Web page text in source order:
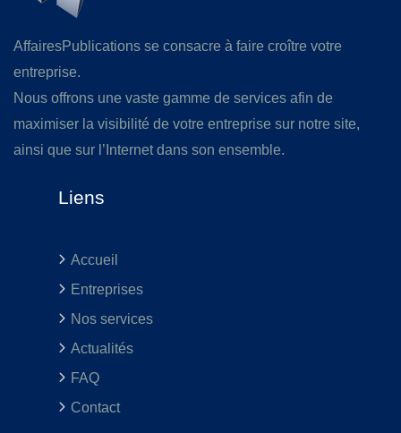
AffairesPublications se consacre à faire croître votre
entreprise.
Nous offrons une vaste gamme de services afin de
maximiser la visibilité de votre entreprise sur notre site,
ainsi que sur l’Internet dans son ensemble.
Liens
Accueil
Entreprises
Nos services
Actualités
FAQ
Contact